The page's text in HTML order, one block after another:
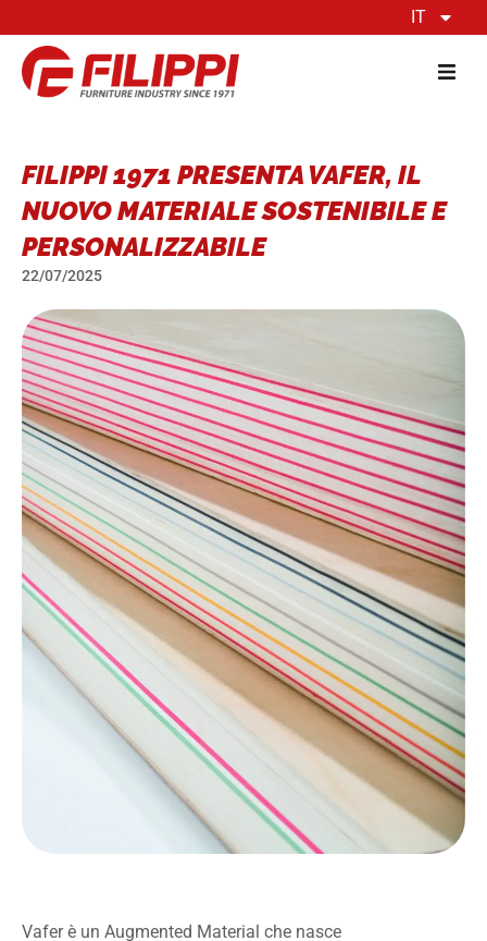
IT
FILIPPI 1971 PRESENTA VAFER, IL
NUOVO MATERIALE SOSTENIBILE E
PERSONALIZZABILE
22/07/2025
Vafer è un Augmented Material che nasce